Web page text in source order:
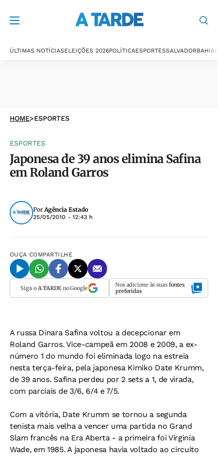
ÚLTIMAS NOTÍCIASELEIÇÕES 2026POLÍTICAESPORTESSALVADORBAHIA
HOME>ESPORTES
ESPORTES
Japonesa de 39 anos elimina Safina
em Roland Garros
PorAgência Estado
25/05/2010 - 12:43 h
OUÇA COMPARTILHE
Siga o A TARDEno Google Nos adicione às suas fontes
preferidas
A russa Dinara Safina voltou a decepcionar em
Roland Garros. Vice-campeã em 2008 e 2009, a ex-
número 1 do mundo foi eliminada logo na estreia
nesta terça-feira, pela japonesa Kimiko Date Krumm,
de 39 anos. Safina perdeu por 2 sets a 1, de virada,
com parciais de 3/6, 6/4 e 7/5.
Com a vitória, Date Krumm se tornou a segunda
tenista mais velha a vencer uma partida no Grand
Slam francês na Era Aberta - a primeira foi Virginia
Wade, em 1985. A japonesa havia voltado ao circuito